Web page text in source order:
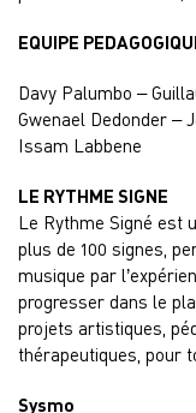
EQUIPE
Davy Palumbo –
Gwenael Dedonder –
Issam Labbene
LE RYTHME SIGNE
Le Rythme Signé est
plus de 100 signes,
musique par
progresser dans le
projets artistiques,
thérapeutiques, pour
Sysmo